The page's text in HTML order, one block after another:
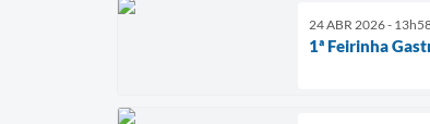
24 ABR 2026 -
1ª Feirinha